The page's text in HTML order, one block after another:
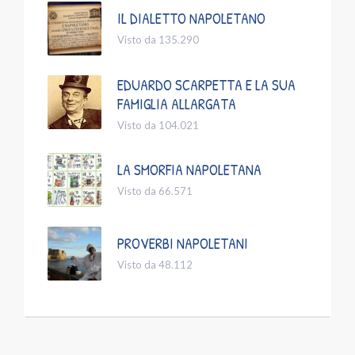
IL DIALETTO NAPOLETANO
Visto da 135.290
EDUARDO SCARPETTA E LA SUA
FAMIGLIA ALLARGATA
Visto da 104.021
LA SMORFIA NAPOLETANA
Visto da 66.571
PROVERBI NAPOLETANI
Visto da 48.112